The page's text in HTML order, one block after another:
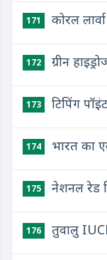
171 कोरल
172 ग्रीन
173 टिपिंग पॉइंट
174 भारत का
175 नेशनल रेड
176 तुवालु